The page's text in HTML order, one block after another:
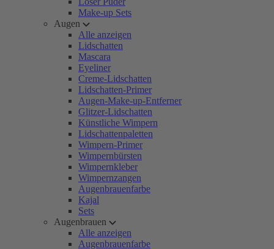
Make-up Sets
Augen
Alle anzeigen
Lidschatten
Mascara
Eyeliner
Creme-Lidschatten
Lidschatten-Primer
Augen-Make-up-Entferner
Glitzer-Lidschatten
Künstliche Wimpern
Lidschattenpaletten
Wimpern-Primer
Wimpernbürsten
Wimpernkleber
Wimpernzangen
Augenbrauenfarbe
Kajal
Sets
Augenbrauen
Alle anzeigen
Augenbrauenfarbe